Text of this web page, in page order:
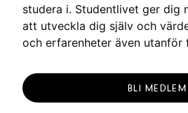
studera i. Studentlivet ger dig
att utveckla dig själv och
och erfarenheter även utanför
BLI MEDLEM